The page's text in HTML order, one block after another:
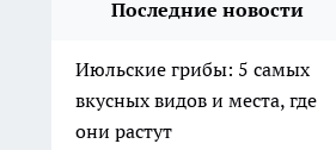
Последние новости
Июльские грибы: 5 самых
вкусных видов и места, где
они растут